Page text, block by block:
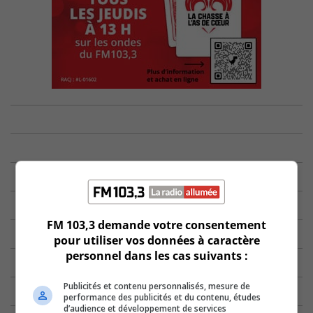
FM 103,3 demande votre consentement
pour utiliser vos données à caractère
personnel dans les cas suivants :
Publicités et contenu personnalisés, mesure de
performance des publicités et du contenu, études
d’audience et développement de services